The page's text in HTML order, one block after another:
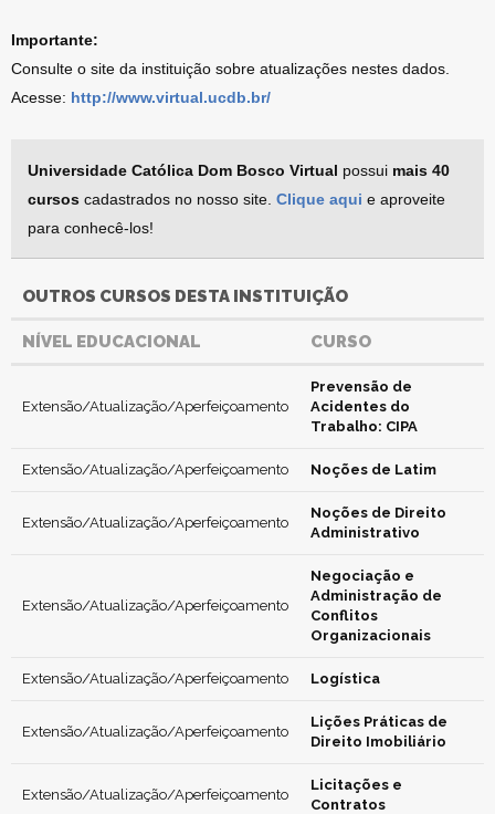
Importante:
Consulte o site da instituição sobre atualizações nestes dados.
Acesse: http://www.virtual.ucdb.br/
Universidade Católica Dom Bosco Virtual possui mais 40
cursos cadastrados no nosso site. Clique aqui e aproveite
para conhecê-los!
OUTROS CURSOS DESTA INSTITUIÇÃO
NÍVEL EDUCACIONAL CURSO
Extensão/Atualização/Aperfeiçoamento
Prevensão de
Acidentes do
Trabalho: CIPA
Extensão/Atualização/Aperfeiçoamento Noções de Latim
Extensão/Atualização/Aperfeiçoamento
Noções de Direito
Administrativo
Extensão/Atualização/Aperfeiçoamento
Negociação e
Administração de
Conflitos
Organizacionais
Extensão/Atualização/Aperfeiçoamento Logística
Extensão/Atualização/Aperfeiçoamento
Lições Práticas de
Direito Imobiliário
Extensão/Atualização/Aperfeiçoamento
Licitações e
Contratos